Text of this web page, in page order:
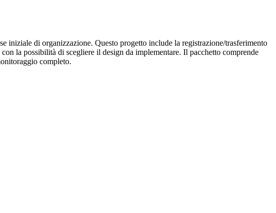
iniziale di organizzazione. Questo progetto include la registrazione/trasferimento
la possibilità di scegliere il design da implementare. Il pacchetto comprende
completo.